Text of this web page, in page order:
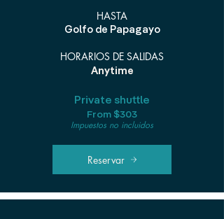
HASTA
Golfo de Papagayo
HORARIOS DE SALIDAS
Anytime
Private shuttle
From $303
Impuestos no incluidos
Reservar